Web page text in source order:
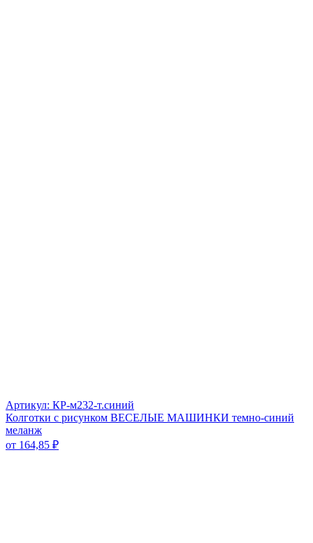
Артикул: КР-м232-т.синий
Колготки с рисунком ВЕСЕЛЫЕ МАШИНКИ темно-синий
меланж
от 164,85 ₽